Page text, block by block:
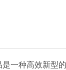
是一种高效新型